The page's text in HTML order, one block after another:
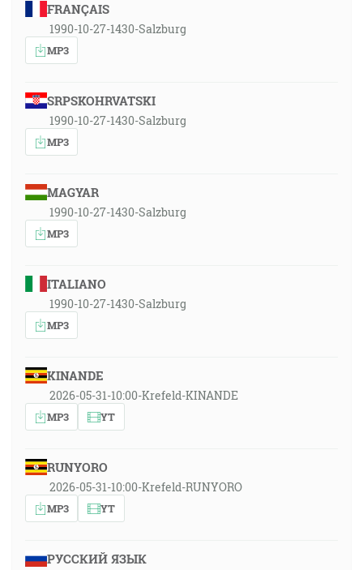
FRANÇAIS
1990-10-27-1430-Salzburg
MP3
SRPSKOHRVATSKI
1990-10-27-1430-Salzburg
MP3
MAGYAR
1990-10-27-1430-Salzburg
MP3
ITALIANO
1990-10-27-1430-Salzburg
MP3
KINANDE
2026-05-31-10:00-Krefeld-KINANDE
MP3 YT
RUNYORO
2026-05-31-10:00-Krefeld-RUNYORO
MP3 YT
РУССКИЙ ЯЗЫК